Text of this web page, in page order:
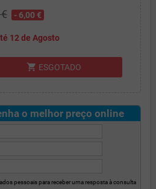
- 6,00 €
12 de Agosto
shopping_cart ESGOTADO
o melhor preço online
pessoais para receber uma resposta à consulta